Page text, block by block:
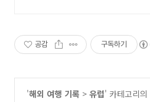
공감 구독하기
'해외 여행 기록 > 유럽' 카테고리